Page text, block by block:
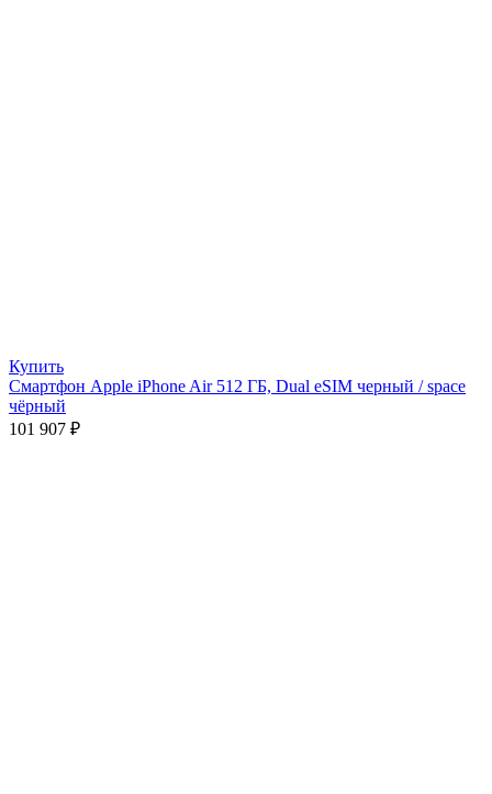
Купить
Смартфон Apple iPhone Air 512 ГБ, Dual eSIM черный / space
чёрный
101 907 ₽